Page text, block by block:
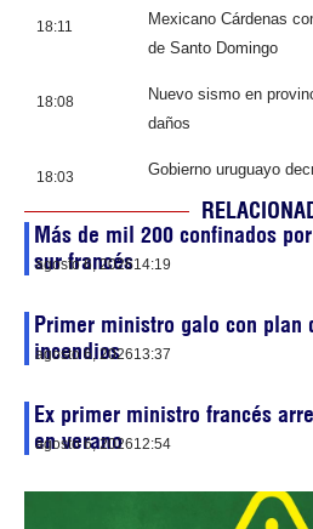
18:11
Mexicano Cárdenas
de Santo Domingo
18:08
Nuevo sismo en
daños
18:03 Gobierno uruguayo
Más de mil 200 confinados
sur francés
agosto 6, 202614:19
Primer ministro galo con plan
incendios
agosto 6, 202613:37
Ex primer ministro francés
en verano
agosto 6, 202612:54